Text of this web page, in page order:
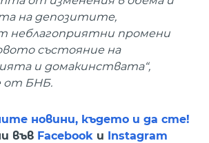
на депозитите,
неблагоприятни промени
състояние на
и домакинствата“,
БНБ.
новини, където и да сте!
във Facebook и Instagram